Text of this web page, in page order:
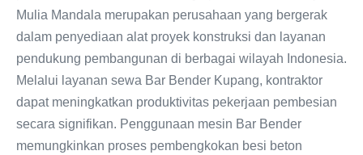
Mulia Mandala merupakan perusahaan yang bergerak
dalam penyediaan alat proyek konstruksi dan layanan
pendukung pembangunan di berbagai wilayah Indonesia.
Melalui layanan sewa Bar Bender Kupang, kontraktor
dapat meningkatkan produktivitas pekerjaan pembesian
secara signifikan. Penggunaan mesin Bar Bender
memungkinkan proses pembengkokan besi beton